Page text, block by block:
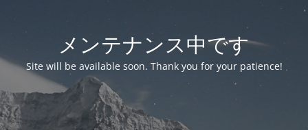
メンテナンス中です
Site will be available soon. Thank you for your patience!